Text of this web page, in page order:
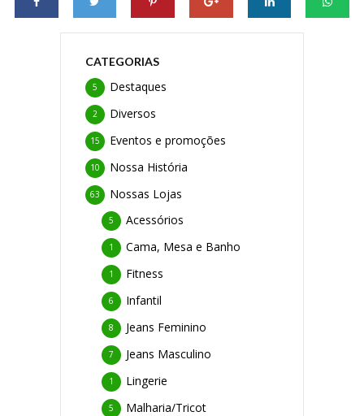
CATEGORIAS
Destaques
5
Diversos
2
Eventos e promoções
15
Nossa História
10
Nossas Lojas
63
Acessórios
5
Cama, Mesa e Banho
1
Fitness
1
Infantil
6
Jeans Feminino
8
Jeans Masculino
7
Lingerie
1
Malharia/Tricot
5